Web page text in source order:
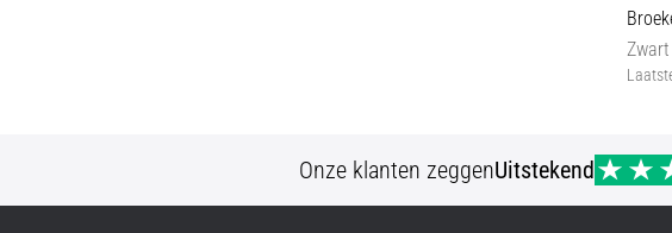
Zwart
Onze klanten zeggenUitstekend